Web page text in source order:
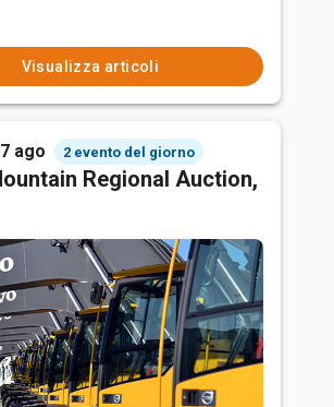
Visualizza articoli
ago 2 evento del giorno
Regional Auction,